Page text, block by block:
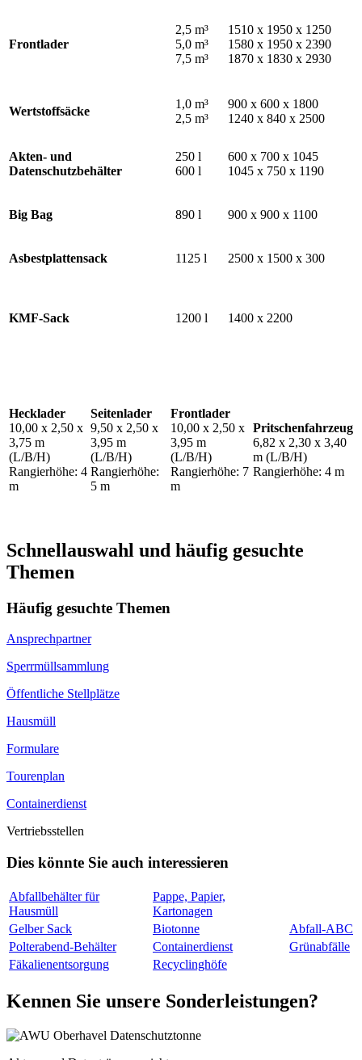
Frontlader
2,5 m³
5,0 m³
7,5 m³
1510 x 1950 x 1250
1580 x 1950 x 2390
1870 x 1830 x 2930
Wertstoffsäcke
1,0 m³
2,5 m³
900 x 600 x 1800
1240 x 840 x 2500
Akten- und
Datenschutzbehälter
250 l
600 l
600 x 700 x 1045
1045 x 750 x 1190
Big Bag 890 l 900 x 900 x 1100
Asbestplattensack 1125 l 2500 x 1500 x 300
KMF-Sack 1200 l 1400 x 2200
Hecklader
10,00 x 2,50 x
3,75 m
(L/B/H)
Rangierhöhe: 4
m
Seitenlader
9,50 x 2,50 x
3,95 m
(L/B/H)
Rangierhöhe:
5 m
Frontlader
10,00 x 2,50 x
3,95 m
(L/B/H)
Rangierhöhe: 7
m
Pritschenfahrzeug
6,82 x 2,30 x 3,40
m (L/B/H)
Rangierhöhe: 4 m
Schnellauswahl und häufig gesuchte
Themen
Häufig gesuchte Themen
Ansprechpartner
Sperrmüllsammlung
Öffentliche Stellplätze
Hausmüll
Formulare
Tourenplan
Containerdienst
Vertriebsstellen
Dies könnte Sie auch interessieren
Abfallbehälter für
Hausmüll
Pappe, Papier,
Kartonagen
Gelber Sack
Biotonne
Abfall-ABC
Polterabend-Behälter
Containerdienst
Grünabfälle
Fäkalienentsorgung
Recyclinghöfe
Kennen Sie unsere Sonderleistungen?